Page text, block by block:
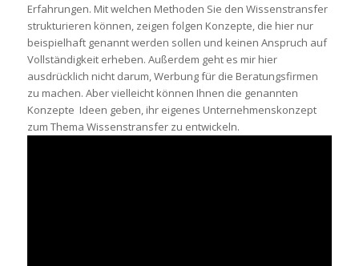
Erfahrungen. Mit welchen Methoden Sie den Wissenstransfer
strukturieren können, zeigen folgen Konzepte, die hier nur
beispielhaft genannt werden sollen und keinen Anspruch auf
Vollständigkeit erheben. Außerdem geht es mir hier
ausdrücklich nicht darum, Werbung für die Beratungsfirmen
zu machen. Aber vielleicht können Ihnen die genannten
Konzepte Ideen geben, ihr eigenes Unternehmenskonzept
zum Thema Wissenstransfer zu entwickeln.